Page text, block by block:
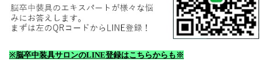
※脳卒中装具サロンのLINE登録はこちらからも※